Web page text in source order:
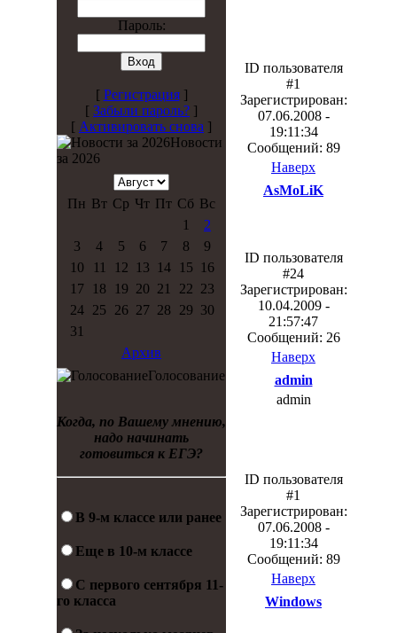
Пароль:
[ Регистрация]
[ Забыли пароль? ]
[ Активировать снова ]
Новости
за 2026
Пн Вт Ср Чт Пт Сб Вс
1
2
3
4 5 6 7 8
9
10
11 12 13 14 15
16
17
18 19 20 21 22 23
24
25 26 27 28 29 30
31
Архив
Голосование
Когда, по Вашему мнению,
надо начинать
готовиться к ЕГЭ?
В 9-м классе или ранее
Еще в 10-м классе
С первого сентября 11-
го класса
ID пользователя
#1
Зарегистрирован:
07.06.2008 -
19:11:34
Сообщений: 89
Наверх
AsMoLiK
ID пользователя
#24
Зарегистрирован:
10.04.2009 -
21:57:47
Сообщений: 26
Наверх
admin
admin
ID пользователя
#1
Зарегистрирован:
07.06.2008 -
19:11:34
Сообщений: 89
Наверх
Windows